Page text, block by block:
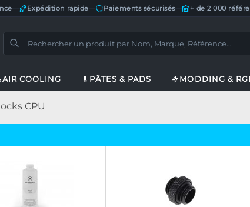
Expédition rapide Paiements sécurisés— + de 2 000
AIR COOLING PÂTES & PADS MODDING &
CPU